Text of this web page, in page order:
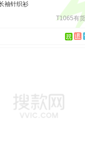
袖针织衫
T1065有